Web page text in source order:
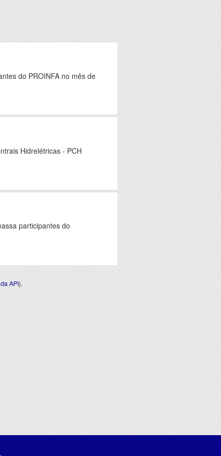
do PROINFA no mês de
Hidrelétricas - PCH
participantes do
API).